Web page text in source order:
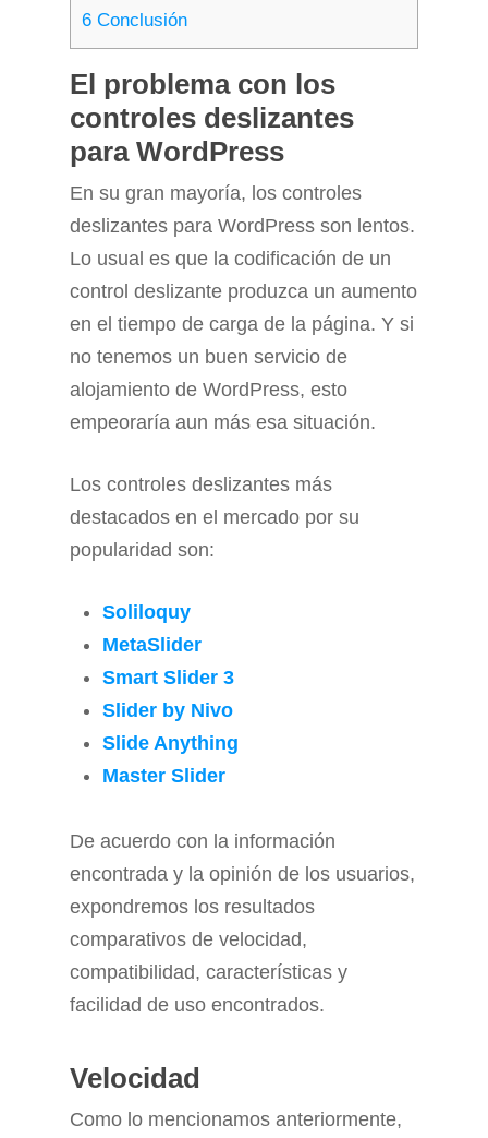
6 Conclusión
El problema con los
controles deslizantes
para WordPress
En su gran mayoría, los controles
deslizantes para WordPress son lentos.
Lo usual es que la codificación de un
control deslizante produzca un aumento
en el tiempo de carga de la página. Y si
no tenemos un buen servicio de
alojamiento de WordPress, esto
empeoraría aun más esa situación.
Los controles deslizantes más
destacados en el mercado por su
popularidad son:
Soliloquy
MetaSlider
Smart Slider 3
Slider by Nivo
Slide Anything
Master Slider
De acuerdo con la información
encontrada y la opinión de los usuarios,
expondremos los resultados
comparativos de velocidad,
compatibilidad, características y
facilidad de uso encontrados.
Velocidad
Como lo mencionamos anteriormente,